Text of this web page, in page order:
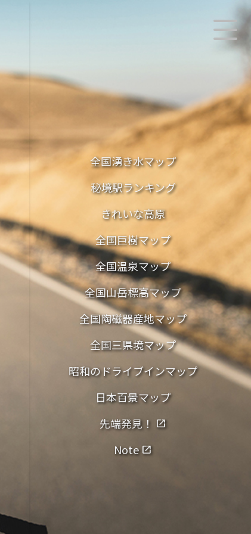
全国湧き水マップ
秘境駅ランキング
きれいな高原
全国巨樹マップ
全国温泉マップ
全国山岳標高マップ
全国陶磁器産地マップ
全国三県境マップ
昭和のドライブインマップ
日本百景マップ
先端発見！ open_in_new
Note open_in_new